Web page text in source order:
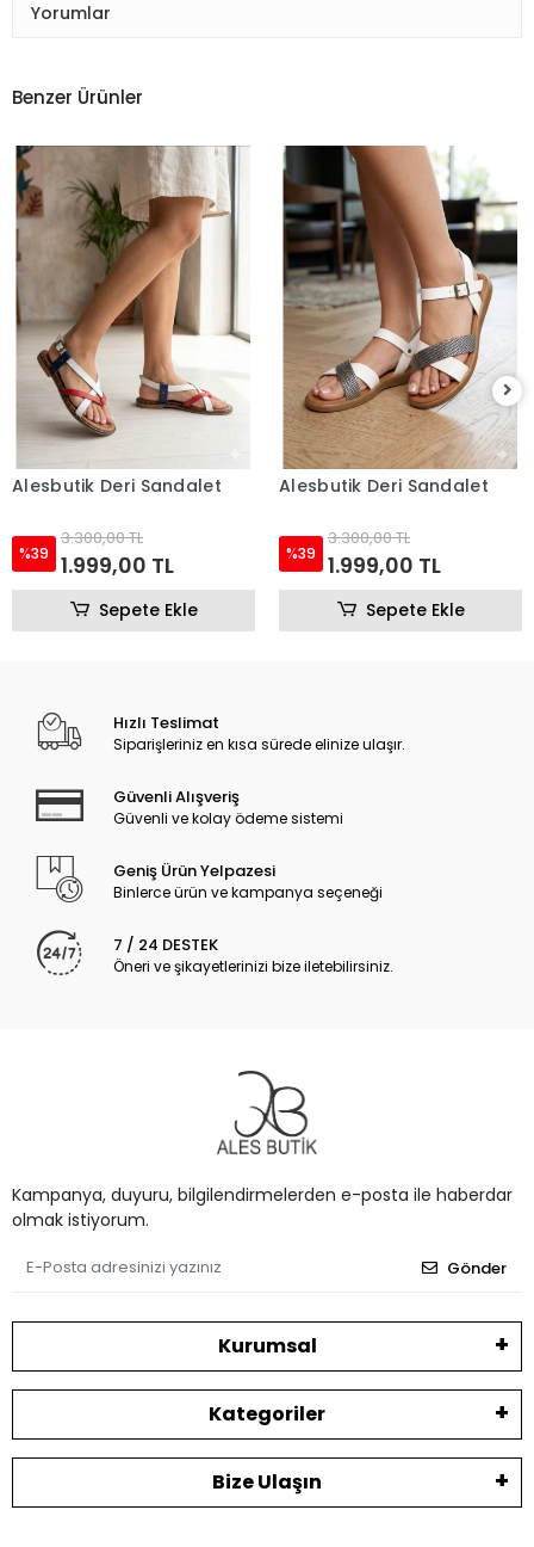
Yorumlar
Benzer Ürünler
Alesbutik Deri Sandalet
%39
3.300,00 TL
1.999,00 TL
Sepete Ekle
Alesbutik Deri Sandalet
%39
3.300,00 TL
1.999,00 TL
Sepete Ekle
Hızlı Teslimat
Siparişleriniz en kısa sürede elinize ulaşır.
Güvenli Alışveriş
Güvenli ve kolay ödeme sistemi
Geniş Ürün Yelpazesi
Binlerce ürün ve kampanya seçeneği
7 / 24 DESTEK
Öneri ve şikayetlerinizi bize iletebilirsiniz.
Kampanya, duyuru, bilgilendirmelerden e-posta ile haberdar
olmak istiyorum.
Gönder
Kurumsal
Kategoriler
Bize Ulaşın